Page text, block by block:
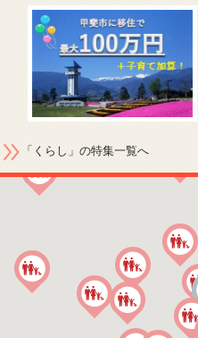
「くらし」の特集一覧へ